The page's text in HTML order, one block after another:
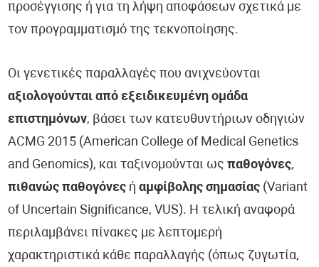
προσέγγισης ή για τη λήψη αποφάσεων σχετικά με
τον προγραμματισμό της τεκνοποίησης.
Οι γενετικές παραλλαγές που ανιχνεύονται
αξιολογούνται από εξειδικευμένη ομάδα
επιστημόνων, βάσει των κατευθυντήριων οδηγιών
ACMG 2015 (American College of Medical Genetics
and Genomics), και ταξινομούνται ωςπαθογόνες,
πιθανώς παθογόνες ήαμφίβολης σημασίας (Variant
of Uncertain Significance, VUS). Η τελική αναφορά
περιλαμβάνει πίνακες με λεπτομερή
χαρακτηριστικά κάθε παραλλαγής (όπως ζυγωτία,